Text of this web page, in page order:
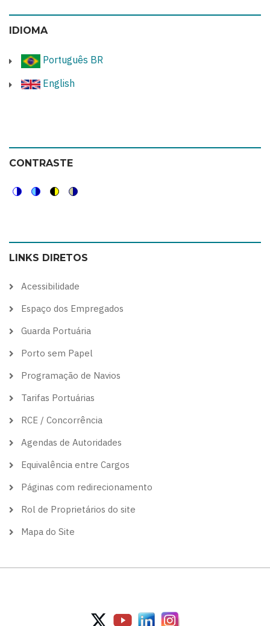
IDIOMA
Português BR
English
CONTRASTE
color
theme
blue
theme
high
visibility
soft
theme
LINKS DIRETOS
Acessibilidade
Espaço dos Empregados
Guarda Portuária
Porto sem Papel
Programação de Navios
Tarifas Portuárias
RCE / Concorrência
Agendas de Autoridades
Equivalência entre Cargos
Páginas com redirecionamento
Rol de Proprietários do site
Mapa do Site